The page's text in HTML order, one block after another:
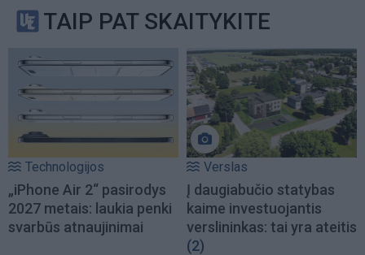
TAIP PAT SKAITYKITE
Technologijos
„iPhone Air 2“ pasirodys
2027 metais: laukia penki
svarbūs atnaujinimai
Verslas
Į daugiabučio statybas
kaime investuojantis
verslininkas: tai yra ateitis
(2)